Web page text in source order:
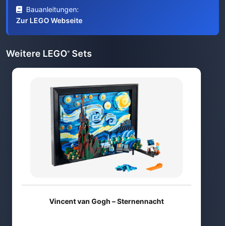
Bauanleitungen:
Zur LEGO Webseite
Weitere LEGO® Sets
Vincent van Gogh – Sternennacht